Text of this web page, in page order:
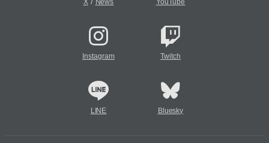
X News YouTube
Instagram Twitch
LINE Bluesky